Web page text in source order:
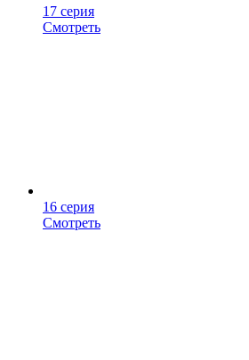
17 серия
Смотреть
16 серия
Смотреть